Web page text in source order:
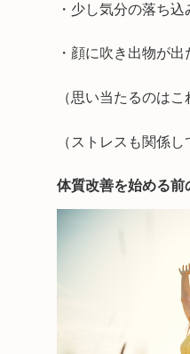
・少し気分の落ち込
・顔に吹き出物が出
（思い当たるのは
（ストレスも関係
体質改善を始める前